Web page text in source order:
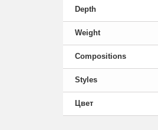
Depth
Weight
Compositions
Styles
Цвет